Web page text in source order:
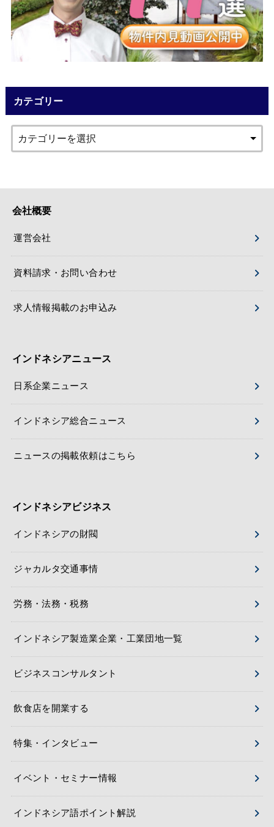
カテゴリー
会社概要
運営会社
資料請求・お問い合わせ
求人情報掲載のお申込み
インドネシアニュース
日系企業ニュース
インドネシア総合ニュース
ニュースの掲載依頼はこちら
インドネシアビジネス
インドネシアの財閥
ジャカルタ交通事情
労務・法務・税務
インドネシア製造業企業・工業団地一覧
ビジネスコンサルタント
飲食店を開業する
特集・インタビュー
イベント・セミナー情報
インドネシア語ポイント解説